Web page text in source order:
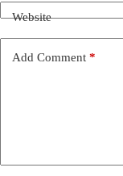
Website
Add Comment *